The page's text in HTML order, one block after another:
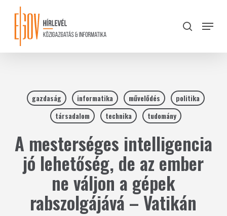
content
search
Menu
gazdaság informatika művelődés
politika
társadalom
technika tudomány
A mesterséges intelligencia
jó lehetőség, de az ember
ne váljon a gépek
rabszolgájává – Vatikán
Close